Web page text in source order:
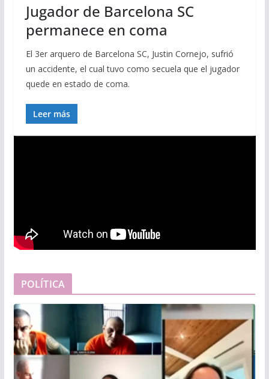
Jugador de Barcelona SC
permanece en coma
El 3er arquero de Barcelona SC, Justin Cornejo, sufrió
un accidente, el cual tuvo como secuela que el jugador
quede en estado de coma.
Leer más
POLÍTICA